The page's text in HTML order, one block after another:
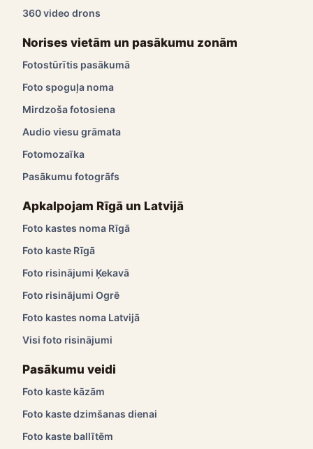
360 video drons
Norises vietām un pasākumu zonām
Fotostūrītis pasākumā
Foto spoguļa noma
Mirdzoša fotosiena
Audio viesu grāmata
Fotomozaīka
Pasākumu fotogrāfs
Apkalpojam Rīgā un Latvijā
Foto kastes noma Rīgā
Foto kaste Rīgā
Foto risinājumi Ķekavā
Foto risinājumi Ogrē
Foto kastes noma Latvijā
Visi foto risinājumi
Pasākumu veidi
Foto kaste kāzām
Foto kaste dzimšanas dienai
Foto kaste ballītēm